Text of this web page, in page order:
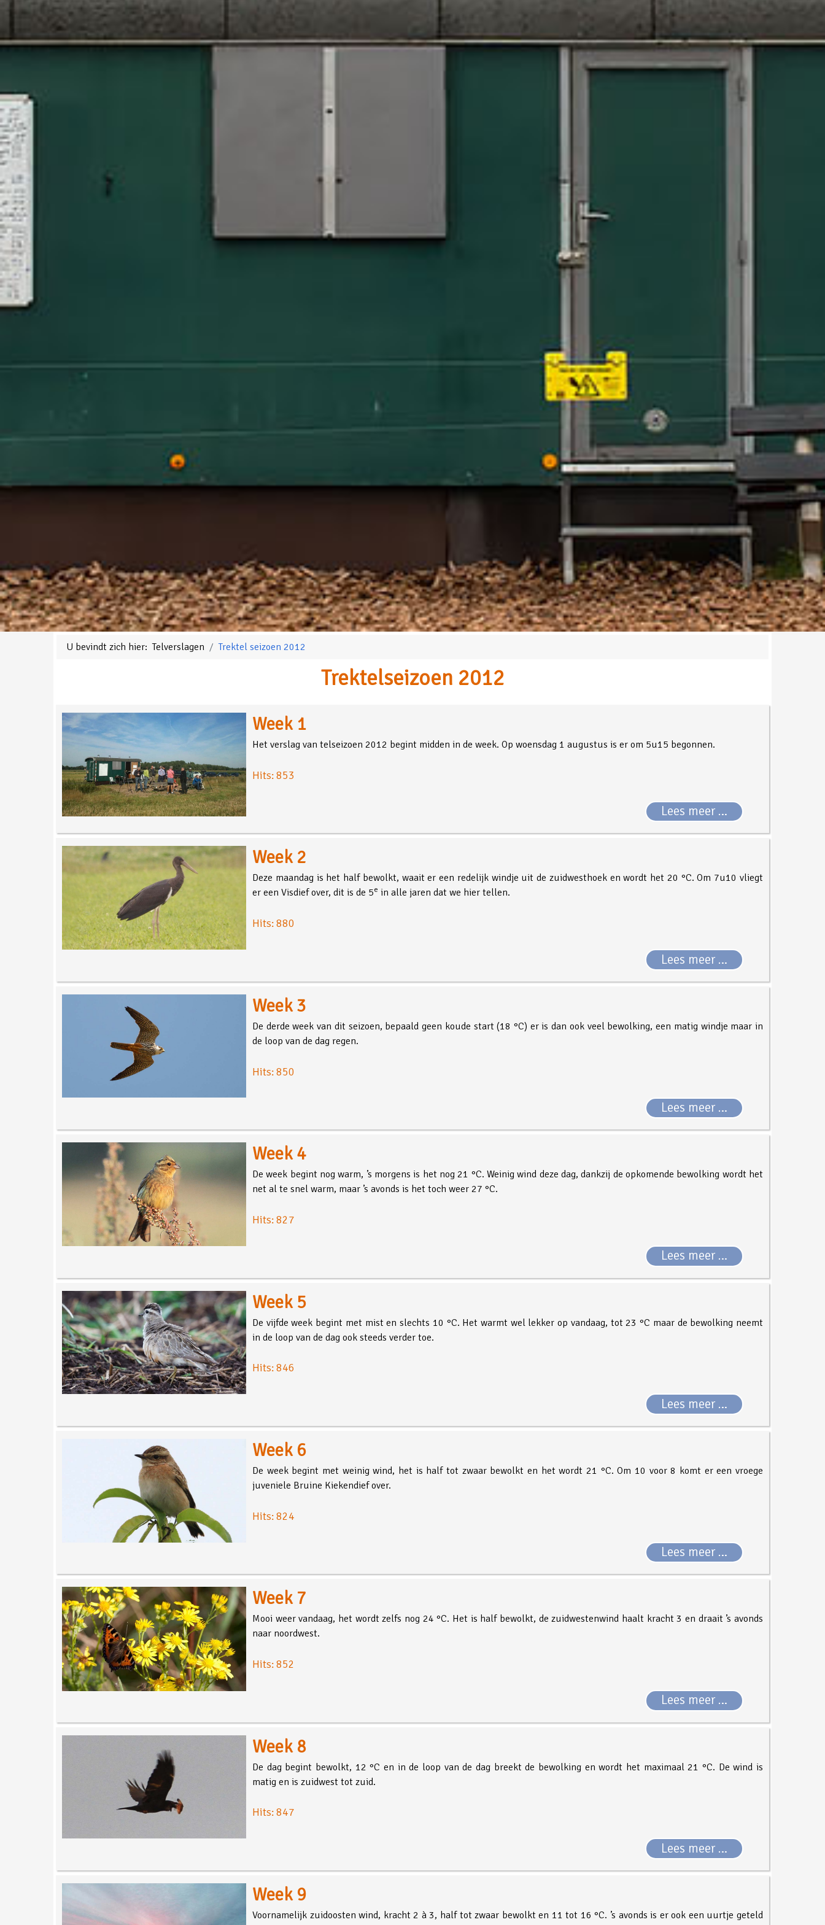
U bevindt zich hier:Telverslagen Trektel seizoen 2012
Trektelseizoen 2012
Week 1
Het verslag van telseizoen 2012 begint midden in de week. Op woensdag 1 augustus is er om 5u15 begonnen.
Hits: 853
Lees meer …
Week 2
Deze maandag is het half bewolkt, waait er een redelijk windje uit de zuidwesthoek en wordt het 20 °C. Om 7u10 vliegt
er een Visdief over, dit is de 5e in alle jaren dat we hier tellen.
Hits: 880
Lees meer …
Week 3
De derde week van dit seizoen, bepaald geen koude start (18 °C) er is dan ook veel bewolking, een matig windje maar in
de loop van de dag regen.
Hits: 850
Lees meer …
Week 4
De week begint nog warm, ’s morgens is het nog 21 °C. Weinig wind deze dag, dankzij de opkomende bewolking wordt het
net al te snel warm, maar ’s avonds is het toch weer 27 °C.
Hits: 827
Lees meer …
Week 5
De vijfde week begint met mist en slechts 10 °C. Het warmt wel lekker op vandaag, tot 23 °C maar de bewolking neemt
in de loop van de dag ook steeds verder toe.
Hits: 846
Lees meer …
Week 6
De week begint met weinig wind, het is half tot zwaar bewolkt en het wordt 21 °C. Om 10 voor 8 komt er een vroege
juveniele Bruine Kiekendief over.
Hits: 824
Lees meer …
Week 7
Mooi weer vandaag, het wordt zelfs nog 24 °C. Het is half bewolkt, de zuidwestenwind haalt kracht 3 en draait ’s avonds
naar noordwest.
Hits: 852
Lees meer …
Week 8
De dag begint bewolkt, 12 °C en in de loop van de dag breekt de bewolking en wordt het maximaal 21 °C. De wind is
matig en is zuidwest tot zuid.
Hits: 847
Lees meer …
Week 9
Voornamelijk zuidoosten wind, kracht 2 à 3, half tot zwaar bewolkt en 11 tot 16 °C. ’s avonds is er ook een uurtje geteld